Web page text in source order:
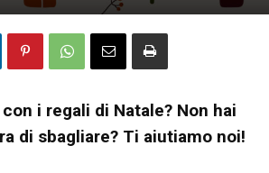
i regali di Natale? Non hai
di sbagliare? Ti aiutiamo noi!